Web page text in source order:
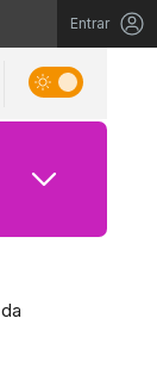
Entrar